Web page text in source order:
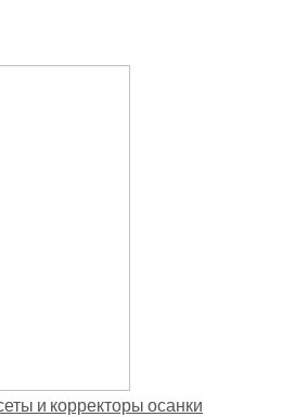
и корректоры осанки